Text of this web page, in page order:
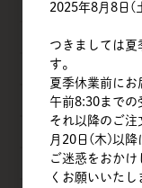
甘味料
乳製品
油脂類
ナッツ
2025年8月8日(
つきましては夏
す。
夏季休業前に
午前8:30までの
それ以降のご
月20日(木)以降
ご迷惑をおか
くお願いいたし